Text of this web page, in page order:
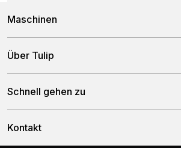
Maschinen
Kreiseleggen
Zinkeneggen
Grubber
Sämaschinen
Über Tulip
Geschichte
Schnell gehen zu
Kontakt